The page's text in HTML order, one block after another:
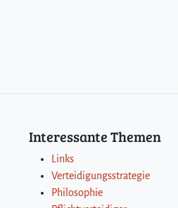
Interessante Themen
Links
Verteidigungsstrategie
Philosophie